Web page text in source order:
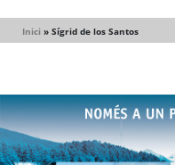
Inici » Sígrid de los Santos